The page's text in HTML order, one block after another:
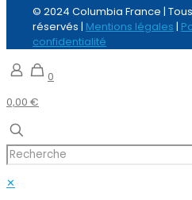
© 2024 Columbia France |
réservés | Mentions légales |
confidentialité
0
0,00 €
✕